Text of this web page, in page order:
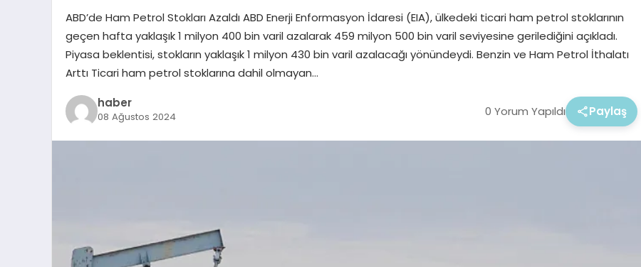
ABD’de Ham Petrol Stokları Azaldı ABD Enerji Enformasyon İdaresi (EIA), ülkedeki ticari ham petrol stoklarının
geçen hafta yaklaşık 1 milyon 400 bin varil azalarak 459 milyon 500 bin varil seviyesine gerilediğini açıkladı.
Piyasa beklentisi, stokların yaklaşık 1 milyon 430 bin varil azalacağı yönündeydi. Benzin ve Ham Petrol İthalatı
Arttı Ticari ham petrol stoklarına dahil olmayan…
haber
08 Ağustos 2024 0 Yorum Yapıldı Paylaş